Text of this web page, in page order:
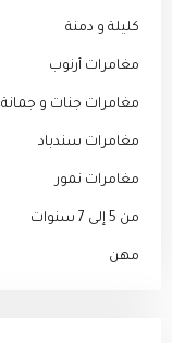
كليلة و دمنة
مغامرات أرنوب
مغامرات جنات و جمانة
مغامرات سندباد
مغامرات نمور
من 5 إلى 7 سنوات
مهن